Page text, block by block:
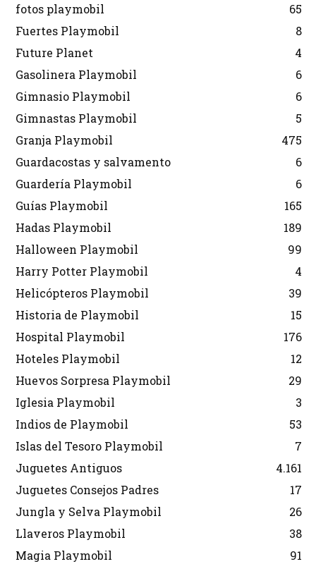
fotos playmobil
65
Fuertes Playmobil
8
Future Planet
4
Gasolinera Playmobil
6
Gimnasio Playmobil
6
Gimnastas Playmobil
5
Granja Playmobil
475
Guardacostas y salvamento
6
Guardería Playmobil
6
Guías Playmobil
165
Hadas Playmobil
189
Halloween Playmobil
99
Harry Potter Playmobil
4
Helicópteros Playmobil
39
Historia de Playmobil
15
Hospital Playmobil
176
Hoteles Playmobil
12
Huevos Sorpresa Playmobil
29
Iglesia Playmobil
3
Indios de Playmobil
53
Islas del Tesoro Playmobil
7
Juguetes Antiguos
4.161
Juguetes Consejos Padres
17
Jungla y Selva Playmobil
26
Llaveros Playmobil
38
Magia Playmobil
91